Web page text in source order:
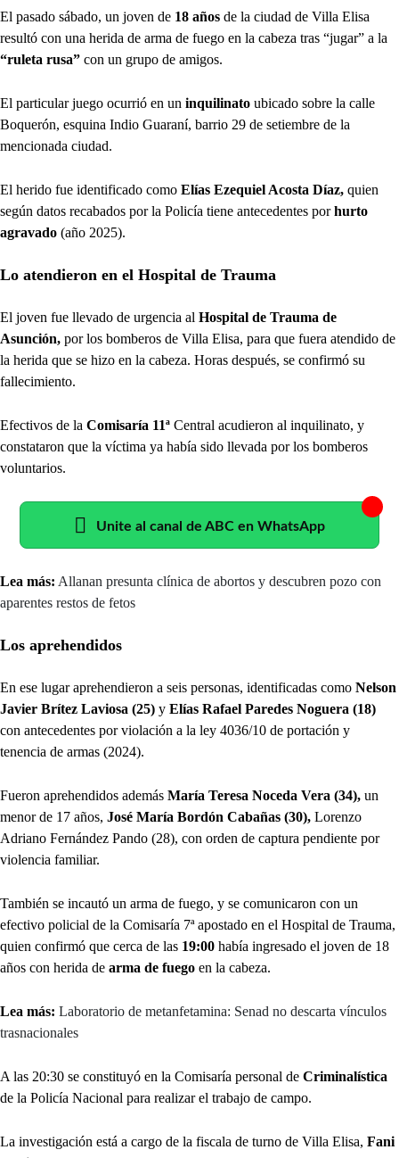
El pasado sábado, un joven de 18 años de la ciudad de Villa Elisa
resultó con una herida de arma de fuego en la cabeza tras “jugar” a la
“ruleta rusa” con un grupo de amigos.
El particular juego ocurrió en un inquilinato ubicado sobre la calle
Boquerón, esquina Indio Guaraní, barrio 29 de setiembre de la
mencionada ciudad.
El herido fue identificado como Elías Ezequiel Acosta Díaz, quien
según datos recabados por la Policía tiene antecedentes porhurto
agravado (año 2025).
Lo atendieron en el Hospital de Trauma
El joven fue llevado de urgencia al Hospital de Trauma de
Asunción, por los bomberos de Villa Elisa, para que fuera atendido de
la herida que se hizo en la cabeza. Horas después, se confirmó su
fallecimiento.
Efectivos de la Comisaría 11ª Central acudieron al inquilinato, y
constataron que la víctima ya había sido llevada por los bomberos
voluntarios.
Unite al canal de ABC en WhatsApp
Lea más: Allanan presunta clínica de abortos y descubren pozo con
aparentes restos de fetos
Los aprehendidos
En ese lugar aprehendieron a seis personas, identificadas como Nelson
Javier Brítez Laviosa (25) y Elías Rafael Paredes Noguera (18)
con antecedentes por violación a la ley 4036/10 de portación y
tenencia de armas (2024).
Fueron aprehendidos además María Teresa Noceda Vera (34), un
menor de 17 años, José María Bordón Cabañas (30), Lorenzo
Adriano Fernández Pando (28), con orden de captura pendiente por
violencia familiar.
También se incautó un arma de fuego, y se comunicaron con un
efectivo policial de la Comisaría 7ª apostado en el Hospital de Trauma,
quien confirmó que cerca de las 19:00 había ingresado el joven de 18
años con herida de arma de fuego en la cabeza.
Lea más: Laboratorio de metanfetamina: Senad no descarta vínculos
trasnacionales
A las 20:30 se constituyó en la Comisaría personal de Criminalística
de la Policía Nacional para realizar el trabajo de campo.
La investigación está a cargo de la fiscala de turno de Villa Elisa, Fani